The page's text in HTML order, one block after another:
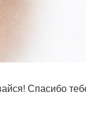
Спасибо